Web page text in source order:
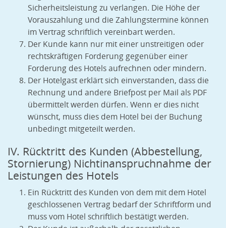
Sicherheitsleistung zu verlangen. Die Höhe der
Vorauszahlung und die Zahlungstermine können
im Vertrag schriftlich vereinbart werden.
Der Kunde kann nur mit einer unstreitigen oder
rechtskräftigen Forderung gegenüber einer
Forderung des Hotels aufrechnen oder mindern.
Der Hotelgast erklärt sich einverstanden, dass die
Rechnung und andere Briefpost per Mail als PDF
übermittelt werden dürfen. Wenn er dies nicht
wünscht, muss dies dem Hotel bei der Buchung
unbedingt mitgeteilt werden.
IV. Rücktritt des Kunden (Abbestellung,
Stornierung) Nichtinanspruchnahme der
Leistungen des Hotels
Ein Rücktritt des Kunden von dem mit dem Hotel
geschlossenen Vertrag bedarf der Schriftform und
muss vom Hotel schriftlich bestätigt werden.